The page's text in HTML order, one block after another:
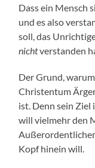
Dass ein Mensch
und es also
soll, das
nichtverstanden
Der Grund,
Christentum
ist. Denn sein Ziel
will vielmehr den
Kopf hinein will.